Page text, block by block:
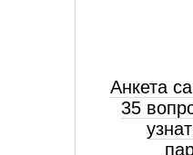
Анкета
35